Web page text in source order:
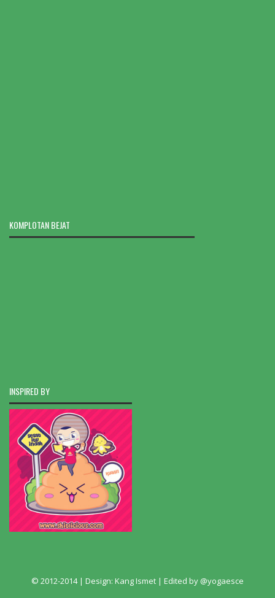
KOMPLOTAN BEJAT
INSPIRED BY
© 2012-2014 | Design: Kang Ismet | Edited by @yogaesce